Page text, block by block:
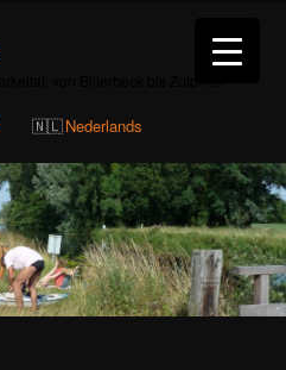
Nederlands